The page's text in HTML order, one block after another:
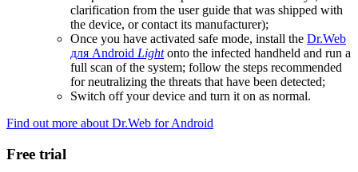
clarification from the user guide that was shipped with
the device, or contact its manufacturer);
Once you have activated safe mode, install the Dr.Web
для Android Lightonto the infected handheld and run a
full scan of the system; follow the steps recommended
for neutralizing the threats that have been detected;
Switch off your device and turn it on as normal.
Find out more about Dr.Web for Android
Free trial